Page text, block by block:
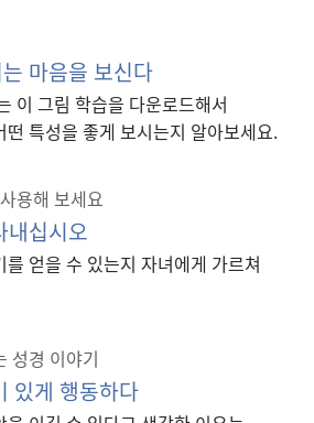
마음을 보신다
이 그림 학습을 다운로드해서
떤 특성을 좋게 보시는지 알아보세요.
용해 보세요
내십시오
를 얻을 수 있는지 자녀에게 가르쳐
성경 이야기
있게 행동하다